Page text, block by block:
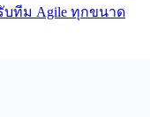
บทีม Agile ทุกขนาด